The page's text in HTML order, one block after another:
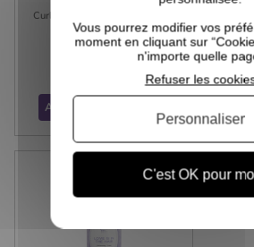
Curl On The Go - Starter Kit -...
AJOUTER AU PANIER
Holy
Vous pourrez modifier vos
moment en cliquant sur
n'importe quelle
C'est OK pour
Refuser les
Personnaliser